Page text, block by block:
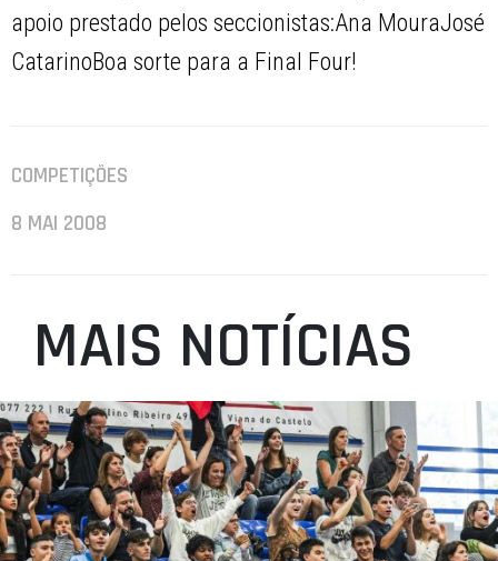
apoio prestado pelos seccionistas:Ana MouraJosé
CatarinoBoa sorte para a Final Four!
COMPETIÇÕES
8 MAI 2008
MAIS NOTÍCIAS